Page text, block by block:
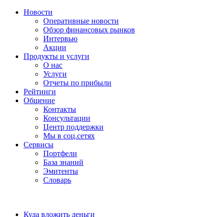
Новости
Оперативные новости
Обзор финансовых рынков
Интервью
Акции
Продукты и услуги
О нас
Услуги
Отчеты по прибыли
Рейтинги
Общение
Контакты
Консультации
Центр поддержки
Мы в соц.сетях
Сервисы
Портфели
База знаний
Эмитенты
Словарь
Куда вложить деньги